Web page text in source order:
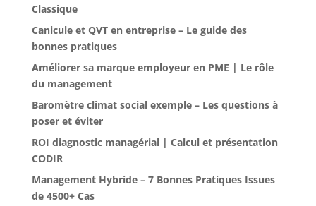
Classique
Canicule et QVT en entreprise – Le guide des
bonnes pratiques
Améliorer sa marque employeur en PME | Le rôle
du management
Baromètre climat social exemple – Les questions à
poser et éviter
ROI diagnostic managérial | Calcul et présentation
CODIR
Management Hybride – 7 Bonnes Pratiques Issues
de 4500+ Cas